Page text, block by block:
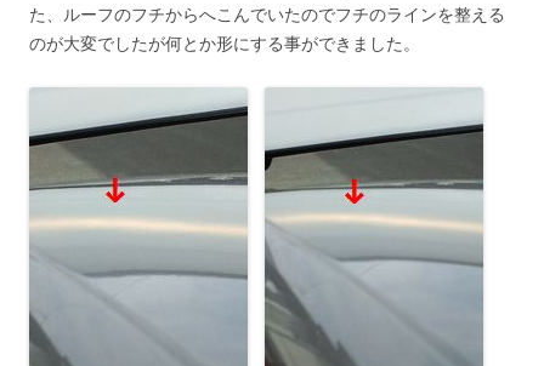
た、ルーフのフチからへこんでいたのでフチのラインを整える
のが大変でしたが何とか形にする事ができました。